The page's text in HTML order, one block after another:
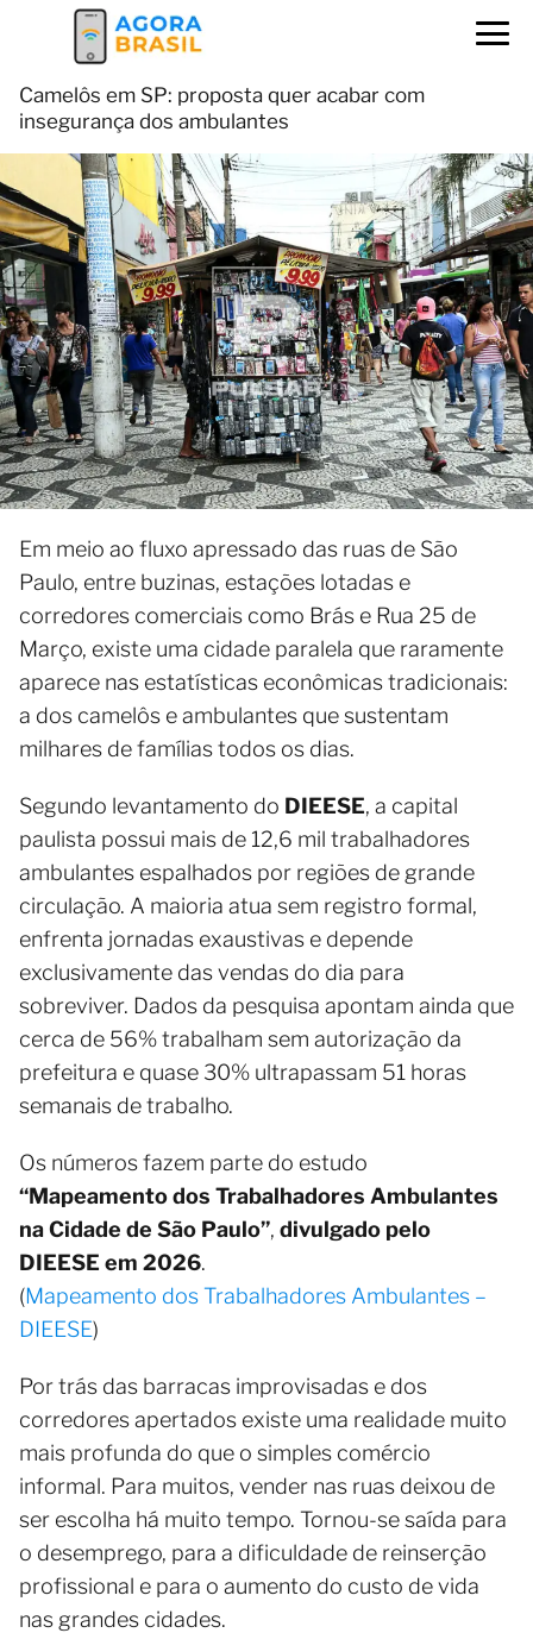
Camelôs em SP: proposta quer acabar com
insegurança dos ambulantes
Em meio ao fluxo apressado das ruas de São
Paulo, entre buzinas, estações lotadas e
corredores comerciais como Brás e Rua 25 de
Março, existe uma cidade paralela que raramente
aparece nas estatísticas econômicas tradicionais:
a dos camelôs e ambulantes que sustentam
milhares de famílias todos os dias.
Segundo levantamento do DIEESE, a capital
paulista possui mais de 12,6 mil trabalhadores
ambulantes espalhados por regiões de grande
circulação. A maioria atua sem registro formal,
enfrenta jornadas exaustivas e depende
exclusivamente das vendas do dia para
sobreviver. Dados da pesquisa apontam ainda que
cerca de 56% trabalham sem autorização da
prefeitura e quase 30% ultrapassam 51 horas
semanais de trabalho.
Os números fazem parte do estudo
“Mapeamento dos Trabalhadores Ambulantes
na Cidade de São Paulo”, divulgado pelo
DIEESE em 2026.
(Mapeamento dos Trabalhadores Ambulantes –
DIEESE)
Por trás das barracas improvisadas e dos
corredores apertados existe uma realidade muito
mais profunda do que o simples comércio
informal. Para muitos, vender nas ruas deixou de
ser escolha há muito tempo. Tornou-se saída para
o desemprego, para a dificuldade de reinserção
profissional e para o aumento do custo de vida
nas grandes cidades.